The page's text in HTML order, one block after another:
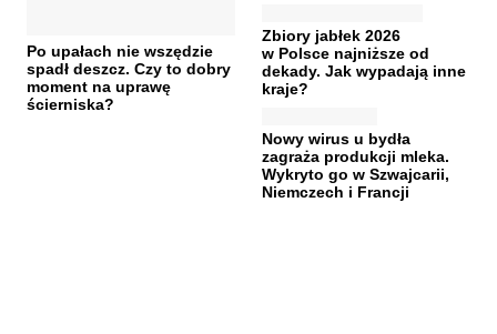
Po upałach nie wszędzie
spadł deszcz. Czy to dobry
moment na uprawę
ścierniska?
Zbiory jabłek 2026
w Polsce najniższe od
dekady. Jak wypadają inne
kraje?
Nowy wirus u bydła
zagraża produkcji mleka.
Wykryto go w Szwajcarii,
Niemczech i Francji